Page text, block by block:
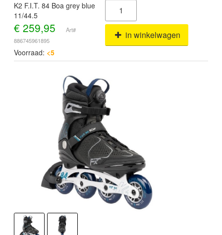
K2 F.I.T. 84 Boa grey blue
11/44.5
€ 259,95
Art#
886745961895
in winkelwagen
Voorraad: <5